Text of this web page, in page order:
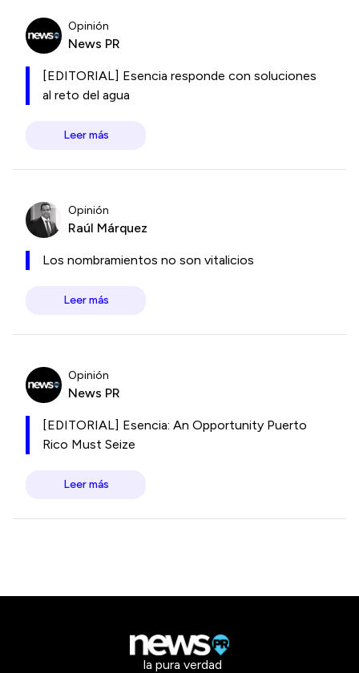
Opinión
News PR
[EDITORIAL] Esencia responde con soluciones
al reto del agua
Leer más
Opinión
Raúl Márquez
Los nombramientos no son vitalicios
Leer más
Opinión
News PR
[EDITORIAL] Esencia: An Opportunity Puerto
Rico Must Seize
Leer más
la pura verdad